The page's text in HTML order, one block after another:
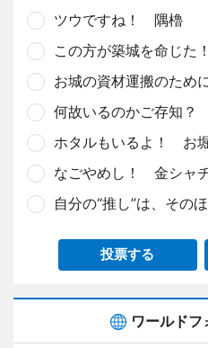
ツウですね！ 隅櫓
この方が築城を命じ
お城の資材運搬のため
何故いるのかご存知
ホタルもいるよ！ お
なごやめし！ 金シャ
自分の“推し”は、その
投票する
ワールドフ